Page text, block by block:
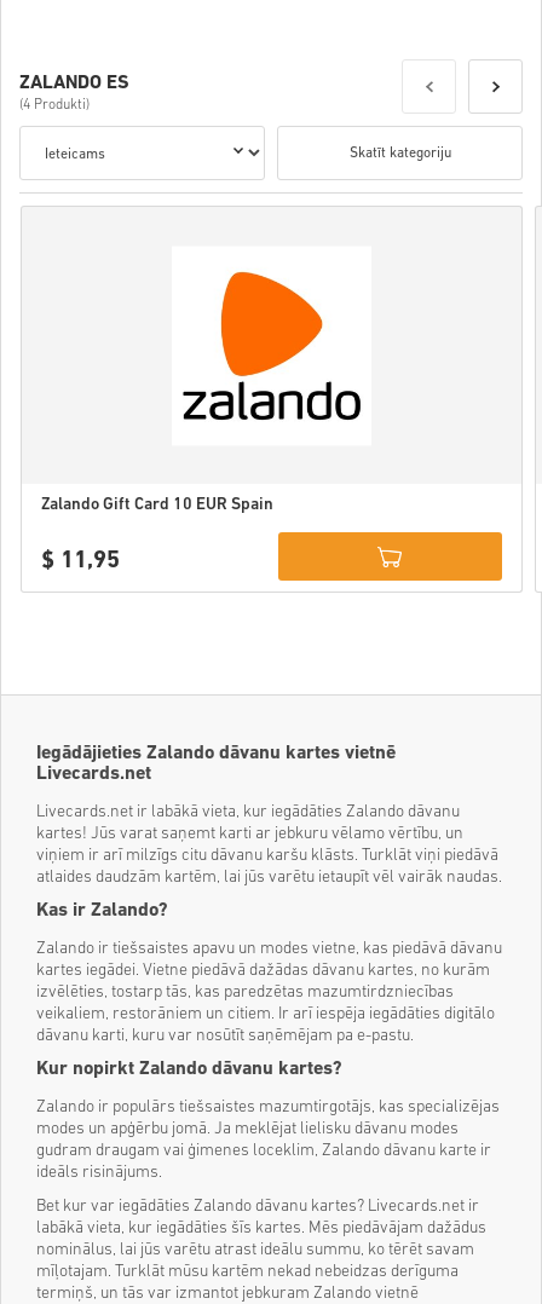
ZALANDO ES
(4 Produkti)
Skatīt kategoriju
Zalando Gift Card 10 EUR Spain
$ 11,95
Iegādājieties Zalando dāvanu kartes vietnē
Livecards.net
Livecards.net ir labākā vieta, kur iegādāties Zalando dāvanu
kartes! Jūs varat saņemt karti ar jebkuru vēlamo vērtību, un
viņiem ir arī milzīgs citu dāvanu karšu klāsts. Turklāt viņi piedāvā
atlaides daudzām kartēm, lai jūs varētu ietaupīt vēl vairāk naudas.
Kas ir Zalando?
Zalando ir tiešsaistes apavu un modes vietne, kas piedāvā dāvanu
kartes iegādei. Vietne piedāvā dažādas dāvanu kartes, no kurām
izvēlēties, tostarp tās, kas paredzētas mazumtirdzniecības
veikaliem, restorāniem un citiem. Ir arī iespēja iegādāties digitālo
dāvanu karti, kuru var nosūtīt saņēmējam pa e-pastu.
Kur nopirkt Zalando dāvanu kartes?
Zalando ir populārs tiešsaistes mazumtirgotājs, kas specializējas
modes un apģērbu jomā. Ja meklējat lielisku dāvanu modes
gudram draugam vai ģimenes loceklim, Zalando dāvanu karte ir
ideāls risinājums.
Bet kur var iegādāties Zalando dāvanu kartes? Livecards.net ir
labākā vieta, kur iegādāties šīs kartes. Mēs piedāvājam dažādus
nominālus, lai jūs varētu atrast ideālu summu, ko tērēt savam
mīļotajam. Turklāt mūsu kartēm nekad nebeidzas derīguma
termiņš, un tās var izmantot jebkuram Zalando vietnē